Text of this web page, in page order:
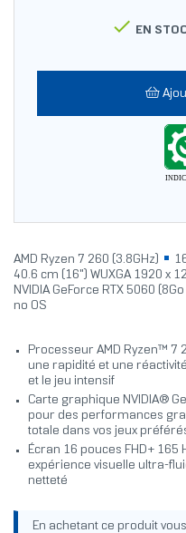
 EN
AMD Ryzen 7 260 (3.8GHz)
40.6 cm (16") WUXGA 1920 x
NVIDIA GeForce RTX 5060 (8Go
no OS
Processeur AMD Ryzen™
une rapidité et une
et le jeu intensif
Carte graphique NVIDIA®
pour des performances
totale dans vos jeux
Écran 16 pouces FHD+ 165
expérience visuelle ultra-
netteté
En achetant ce produit